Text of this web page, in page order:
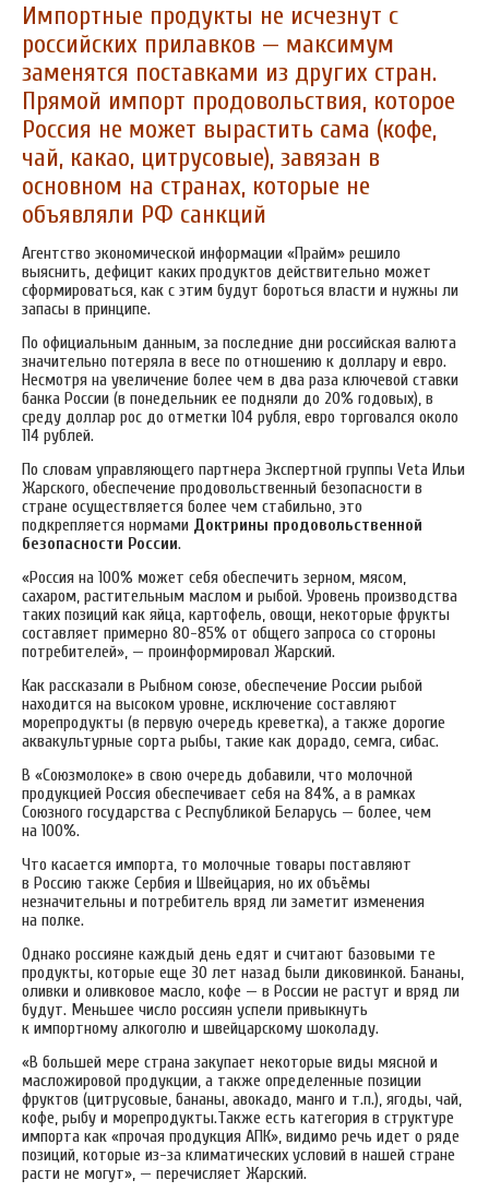
Импортные продукты не исчезнут с
российских прилавков — максимум
заменятся поставками из других стран.
Прямой импорт продовольствия, которое
Россия не может вырастить сама (кофе,
чай, какао, цитрусовые), завязан в
основном на странах, которые не
объявляли РФ санкций
Агентство экономической информации «Прайм» решило
выяснить, дефицит каких продуктов действительно может
сформироваться, как с этим будут бороться власти и нужны ли
запасы в принципе.
По официальным данным, за последние дни российская валюта
значительно потеряла в весе по отношению к доллару и евро.
Несмотря на увеличение более чем в два раза ключевой ставки
банка России (в понедельник ее подняли до 20% годовых), в
среду доллар рос до отметки 104 рубля, евро торговался около
114 рублей.
По словам управляющего партнера Экспертной группы Veta Ильи
Жарского, обеспечение продовольственный безопасности в
стране осуществляется более чем стабильно, это
подкрепляется нормами Доктрины продовольственной
безопасности России.
«Россия на 100% может себя обеспечить зерном, мясом,
сахаром, растительным маслом и рыбой. Уровень производства
таких позиций как яйца, картофель, овощи, некоторые фрукты
составляет примерно 80-85% от общего запроса со стороны
потребителей», — проинформировал Жарский.
Как рассказали в Рыбном союзе, обеспечение России рыбой
находится на высоком уровне, исключение составляют
морепродукты (в первую очередь креветка), а также дорогие
аквакультурные сорта рыбы, такие как дорадо, семга, сибас.
В «Союзмолоке» в свою очередь добавили, что молочной
продукцией Россия обеспечивает себя на 84%, а в рамках
Союзного государства с Республикой Беларусь — более, чем
на 100%.
Что касается импорта, то молочные товары поставляют
в Россию также Сербия и Швейцария, но их объёмы
незначительны и потребитель вряд ли заметит изменения
на полке.
Однако россияне каждый день едят и считают базовыми те
продукты, которые еще 30 лет назад были диковинкой. Бананы,
оливки и оливковое масло, кофе — в России не растут и вряд ли
будут. Меньшее число россиян успели привыкнуть
к импортному алкоголю и швейцарскому шоколаду.
«В большей мере страна закупает некоторые виды мясной и
масложировой продукции, а также определенные позиции
фруктов (цитрусовые, бананы, авокадо, манго и т.п.), ягоды, чай,
кофе, рыбу и морепродукты.Также есть категория в структуре
импорта как «прочая продукция АПК», видимо речь идет о ряде
позиций, которые из-за климатических условий в нашей стране
расти не могут», — перечисляет Жарский.